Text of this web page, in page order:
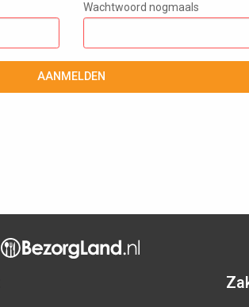
Wachtwoord nogmaals
AANMELDEN